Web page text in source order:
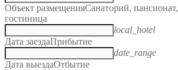
Объект размещенияСанаторий, пансионат,
гостиница
local_hotel
Дата заездаПрибытие
date_range
Дата выездаОтбытие